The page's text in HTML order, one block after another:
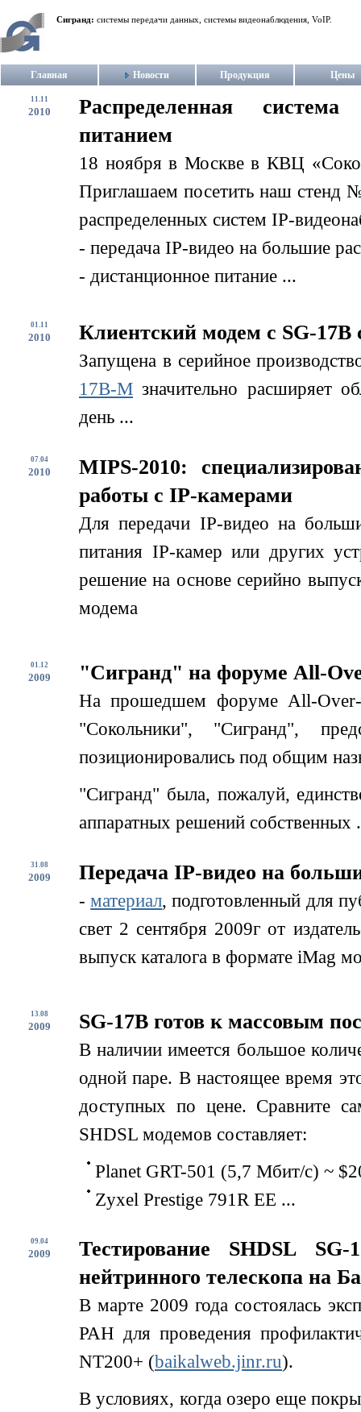
Сигранд: системы передачи данных, системы видеонаблюдения, VoIP.
Главная Новости Продукция Цены
11.11
2010
Распределенная
питанием
18 ноября в Москве в КВЦ
Приглашаем посетить наш стенд
распределенных систем IP-
- передача IP-видео на большие
- дистанционное питание ...
01.11
2010 Клиентский модем с SG-17B
Запущена в серийное
17B-M значительно расширяет
день ...
07.04
2010
MIPS-2010:
работы с IP-камерами
Для передачи IP-видео на
питания IP-камер или других
решение на основе серийно
модема
01.12
2009 "Сигранд" на форуме All-
На прошедшем форуме All-
"Сокольники", "Сигранд",
позиционировались под общим
"Сигранд" была, пожалуй,
аппаратных решений собственных
31.08
2009 Передача IP-видео на
-материал, подготовленный для
свет 2 сентября 2009г от
выпуск каталога в формате iMag
13.08
2009 SG-17B готов к массовым
В наличии имеется большое
одной паре. В настоящее время
доступных по цене. Сравните
SHDSL модемов составляет:
Planet GRT-501 (5,7 Мбит/c) ~
Zyxel Prestige 791R EE ...
09.04
2009
Тестирование SHDSL
нейтринного телескопа на
В марте 2009 года состоялась
РАН для проведения
NT200+ (baikalweb.jinr.ru).
В условиях, когда озеро еще